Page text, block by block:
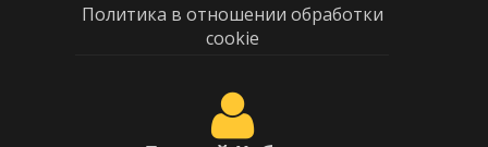
Политика в отношении обработки
cookie